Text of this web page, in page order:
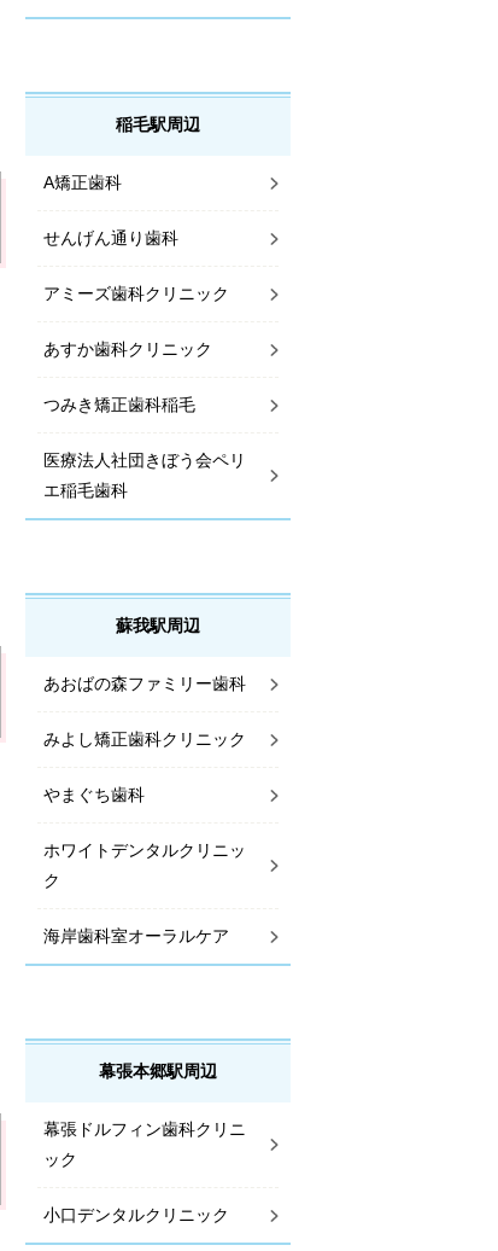
稲毛駅周辺
A矯正歯科
せんげん通り歯科
アミーズ歯科クリニック
あすか歯科クリニック
つみき矯正歯科稲毛
医療法人社団きぼう会ペリ
エ稲毛歯科
蘇我駅周辺
あおばの森ファミリー歯科
みよし矯正歯科クリニック
やまぐち歯科
ホワイトデンタルクリニッ
ク
海岸歯科室オーラルケア
幕張本郷駅周辺
幕張ドルフィン歯科クリニ
ック
小口デンタルクリニック